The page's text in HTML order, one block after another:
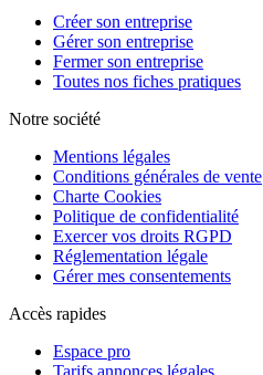
Créer son entreprise
Gérer son entreprise
Fermer son entreprise
Toutes nos fiches pratiques
Notre société
Mentions légales
Conditions générales de vente
Charte Cookies
Politique de confidentialité
Exercer vos droits RGPD
Réglementation légale
Gérer mes consentements
Accès rapides
Espace pro
Tarifs annonces légales